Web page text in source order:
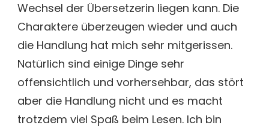
Wechsel der Übersetzerin liegen kann. Die
Charaktere überzeugen wieder und auch
die Handlung hat mich sehr mitgerissen.
Natürlich sind einige Dinge sehr
offensichtlich und vorhersehbar, das stört
aber die Handlung nicht und es macht
trotzdem viel Spaß beim Lesen. Ich bin